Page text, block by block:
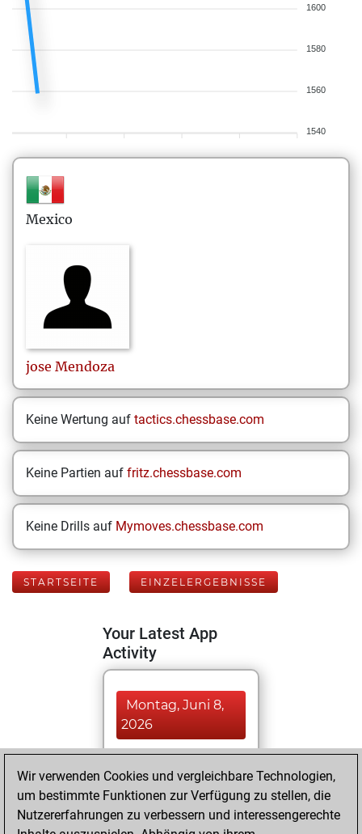
1600
1580
1560
1540
Mexico
jose Mendoza
Keine Wertung auf tactics.chessbase.com
Keine Partien auf fritz.chessbase.com
Keine Drills auf Mymoves.chessbase.com
STARTSEITE EINZELERGEBNISSE
Your Latest App
Activity
Montag, Juni 8,
2026
You played 50
blitz games
Play
You scored +19
=2 -29 in blitz
Wir verwenden Cookies und vergleichbare Technologien,
um bestimmte Funktionen zur Verfügung zu stellen, die
Nutzererfahrungen zu verbessern und interessengerechte